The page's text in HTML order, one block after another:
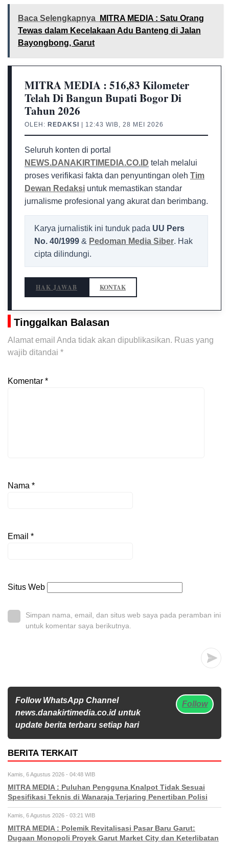
Baca Selengkapnya
MITRA MEDIA : Satu Orang
Tewas dalam Kecelakaan Adu Banteng di Jalan
Bayongbong, Garut
MITRA MEDIA : 516,83 Kilometer
Telah Di Bangun Bupati Bogor Di
Tahun 2026
OLEH: REDAKSI | 12:43 WIB, 28 MEI 2026
Seluruh konten di portal
NEWS.DANAKIRTIMEDIA.CO.ID telah melalui
proses verifikasi fakta dan penyuntingan oleh Tim
Dewan Redaksi untuk memastikan standar
jurnalisme profesional yang akurat dan berimbang.
Karya jurnalistik ini tunduk pada UU Pers
No. 40/1999 & Pedoman Media Siber. Hak
cipta dilindungi.
HAK JAWAB KONTAK
Tinggalkan Balasan
Alamat email Anda tidak akan dipublikasikan. Ruas yang
wajib ditandai *
Komentar *
Nama *
Email *
Situs Web
Simpan nama, email, dan situs web saya pada peramban ini
untuk komentar saya berikutnya.
Follow WhatsApp Channel
news.danakirtimedia.co.id untuk
update berita terbaru setiap hari
Follow
BERITA TERKAIT
Kamis, 6 Agustus 2026 - 04:48 WIB
MITRA MEDIA : Puluhan Pengguna Knalpot Tidak Sesuai
Spesifikasi Teknis di Wanaraja Terjaring Penertiban Polisi
Kamis, 6 Agustus 2026 - 03:21 WIB
MITRA MEDIA : Polemik Revitalisasi Pasar Baru Garut:
Dugaan Monopoli Proyek Garut Market City dan Keterlibatan